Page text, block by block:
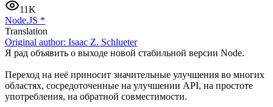
11K
Node.JS *
Translation
Original author: Isaac Z. Schlueter
Я рад объявить о выходе новой стабильной версии Node.
Переход на неё приносит значительные улучшения во многих
областях, сосредоточенные на улучшении API, на простоте
употребления, на обратной совместимости.